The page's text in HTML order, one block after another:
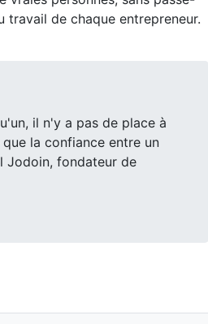
de chaque entrepreneur.
il n'y a pas de place à
la confiance entre un
Jodoin, fondateur de